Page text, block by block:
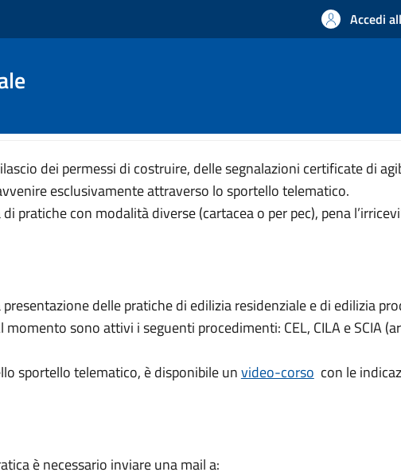
Accedi
dei permessi di costruire, delle segnalazioni certificate di
esclusivamente attraverso lo sportello telematico.
pratiche con modalità diverse (cartacea o per pec), pena
delle pratiche di edilizia residenziale e di edilizia
sono attivi i seguenti procedimenti: CEL, CILA e SCIA
sportello telematico, è disponibile unvideo-corso con le
è necessario inviare una mail a: